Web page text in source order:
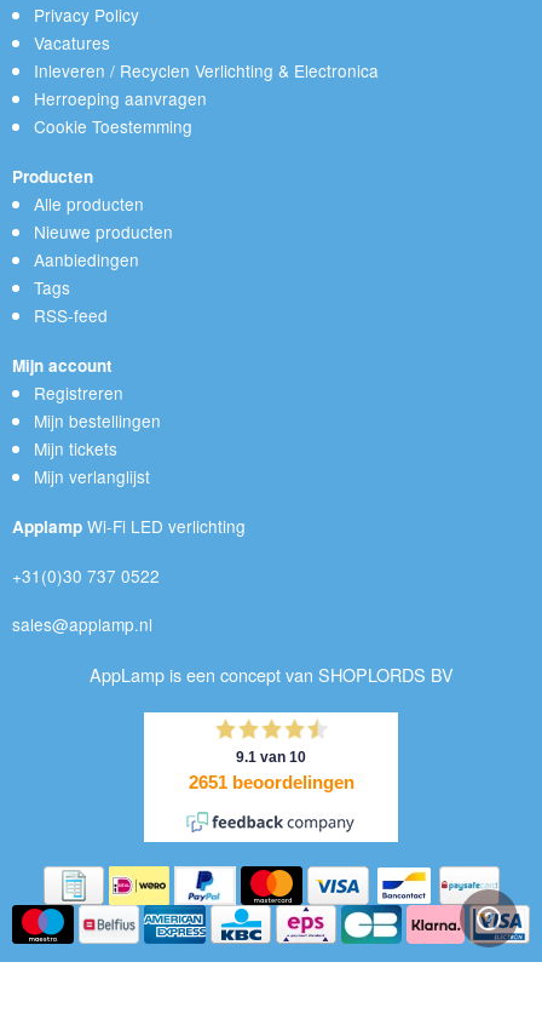
Privacy Policy
Vacatures
Inleveren / Recyclen Verlichting & Electronica
Herroeping aanvragen
Cookie Toestemming
Producten
Alle producten
Nieuwe producten
Aanbiedingen
Tags
RSS-feed
Mijn account
Registreren
Mijn bestellingen
Mijn tickets
Mijn verlanglijst
Applamp Wi-Fi LED verlichting
+31(0)30 737 0522
sales@applamp.nl
AppLamp is een concept van SHOPLORDS BV